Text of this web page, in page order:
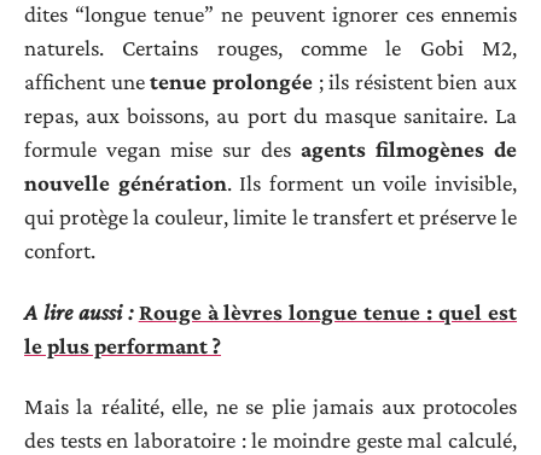
dites “longue tenue” ne peuvent ignorer ces ennemis
naturels. Certains rouges, comme le Gobi M2,
affichent unetenue prolongée; ils résistent bien aux
repas, aux boissons, au port du masque sanitaire. La
formule vegan mise sur des agents filmogènes de
nouvelle génération. Ils forment un voile invisible,
qui protège la couleur, limite le transfert et préserve le
confort.
A lire aussi : Rouge à lèvres longue tenue : quel est
le plus performant ?
Mais la réalité, elle, ne se plie jamais aux protocoles
des tests en laboratoire : le moindre geste mal calculé,